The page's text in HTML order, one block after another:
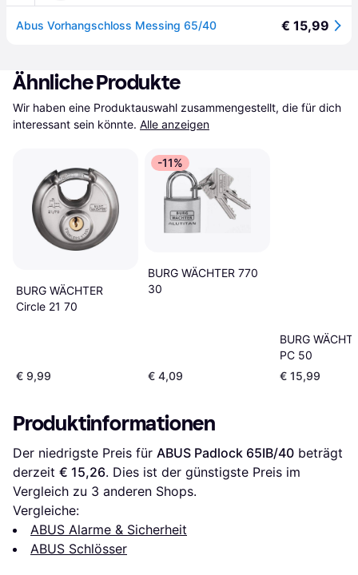
Abus Vorhangschloss Messing 65/40 € 15,99
Ähnliche Produkte
Wir haben eine Produktauswahl zusammengestellt, die für dich
interessant sein könnte. Alle anzeigen
BURG WÄCHTER
Circle 21 70
€ 9,99
-11%
BURG WÄCHTER 770
30
€ 4,09
BURG
PC 50
€ 15,99
Produktinformationen
Der niedrigste Preis für ABUS Padlock 65IB/40 beträgt
derzeit € 15,26. Dies ist der günstigste Preis im
Vergleich zu 3 anderen Shops.
Vergleiche:
ABUS Alarme & Sicherheit
ABUS Schlösser